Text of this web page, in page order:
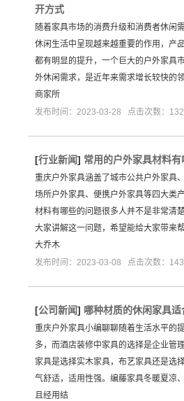
开方式
随着家具市场的消费升级和消费者休闲
休闲生活中呈现越来越重要的作用，产
都有明显的提升，一个巨大的户外家具
外休闲需求，是近年来需求增长较快的
商家所
发布时间：2023-03-28 点击次数：132
[行业新闻] 常用的户外家具材料有
重庆户外家具涵盖了城市公共户外家具
场所户外家具、便携户外家具等四大类
材料有哪些的问题很多人并不是非常清
大家讲解这一问题，希望能给大家带来
大乔木
发布时间：2023-03-08 点击次数：143
[公司新闻] 哪种材质的休闲家具适
重庆户外家具小编聊聊随着生活水平的
多，而酒店装修中家具的选择是企业管
家具是选择实木家具，布艺家具还是选
气舒适，适用性强。编藤家具冬暖夏凉
且经用结